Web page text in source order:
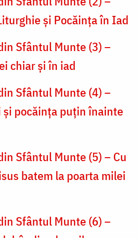
şi Pocăinţa în Iad
Sfântul Munte (3) –
chiar şi în iad
Sfântul Munte (4) –
şi pocăinţa puţin înainte
Sfântul Munte (5) – Cu
batem la poarta milei
Sfântul Munte (6) –